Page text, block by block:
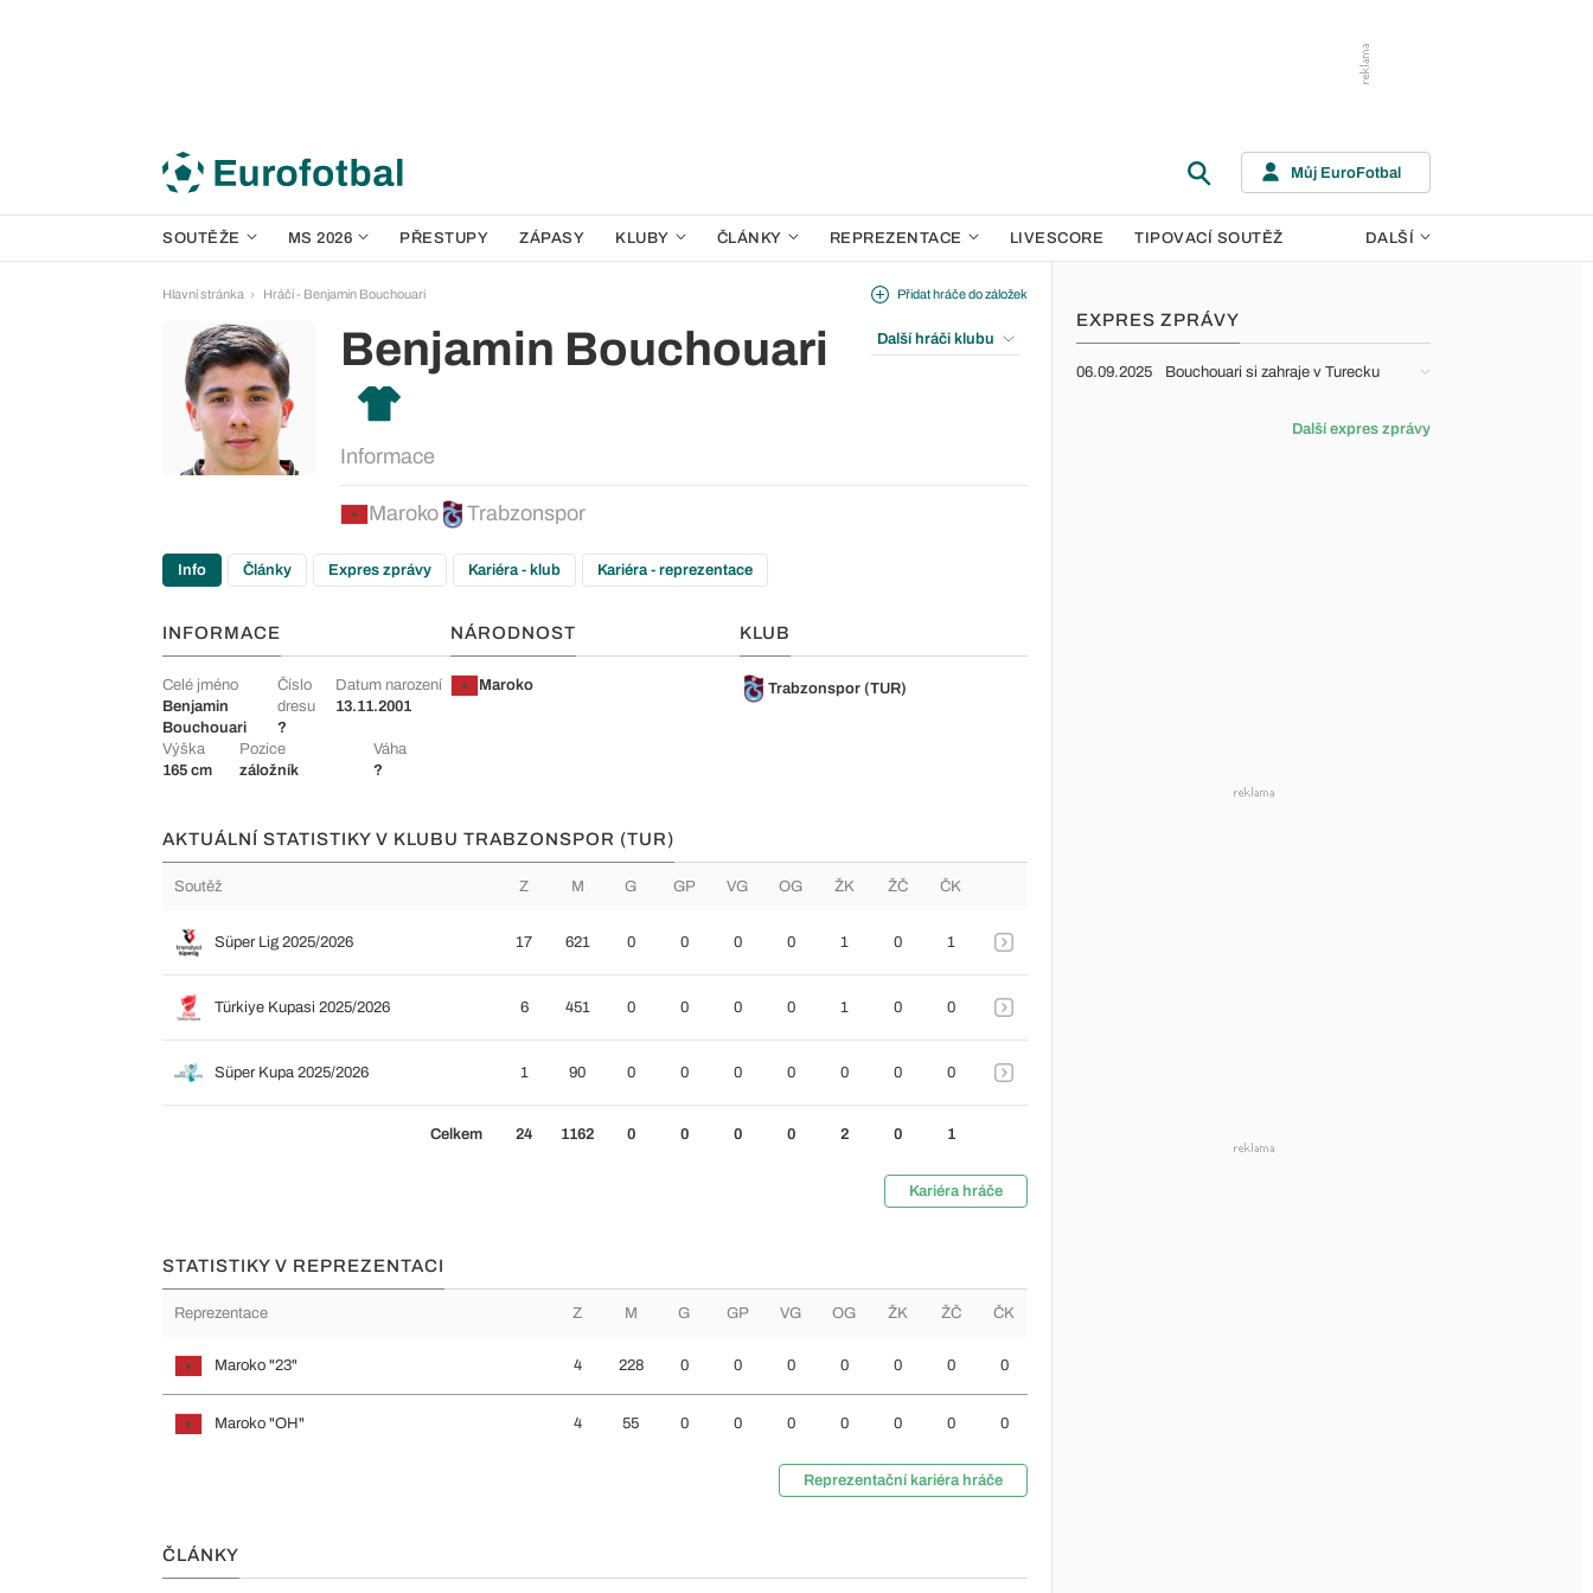
Můj EuroFotbal
SOUTĚŽE MS 2026 PŘESTUPY ZÁPASY KLUBY ČLÁNKY REPREZENTACE LIVESCORE TIPOVACÍ SOUTĚŽ DALŠÍ
Hlavní stránka Hráči - Benjamin Bouchouari
Benjamin Bouchouari
Informace
Maroko Trabzonspor
Přidat hráče do záložek
Další hráči klubu
Info Články Expres zprávy Kariéra - klub Kariéra - reprezentace
INFORMACE
Celé jméno
Benjamin
Bouchouari
Číslo
dresu
?
Datum narození
13.11.2001
Výška
165 cm
Pozice
záložník
Váha
?
NÁRODNOST
Maroko
KLUB
Trabzonspor (TUR)
AKTUÁLNÍ STATISTIKY V KLUBU TRABZONSPOR (TUR)
Soutěž Z M G GP VG OG ŽK ŽČ ČK
Süper Lig 2025/2026 17 621 0 0 0 0 1 0 1
Türkiye Kupasi 2025/2026 6 451 0 0 0 0 1 0 0
Süper Kupa 2025/2026 1 90 0 0 0 0 0 0 0
Celkem 24 1162 0 0 0 0 2 0 1
Kariéra hráče
STATISTIKY V REPREZENTACI
Reprezentace Z M G GP VG OG ŽK ŽČ ČK
Maroko "23" 4 228 0 0 0 0 0 0 0
Maroko "OH" 4 55 0 0 0 0 0 0 0
Reprezentační kariéra hráče
ČLÁNKY
EXPRES ZPRÁVY
06.09.2025 Bouchouari si zahraje v Turecku
Další expres zprávy